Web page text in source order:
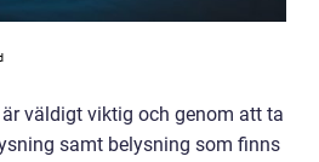
väldigt viktig och genom att ta
samt belysning som finns